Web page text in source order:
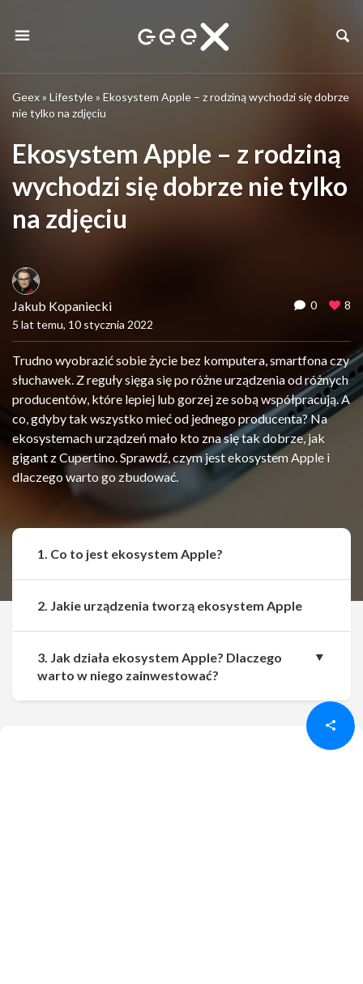
Geex» Lifestyle» Ekosystem Apple – z rodziną wychodzi się dobrze
nie tylko na zdjęciu
Ekosystem Apple – z rodziną
wychodzi się dobrze nie tylko
na zdjęciu
Jakub Kopaniecki
5 lat temu, 10 stycznia 2022
0 8
Trudno wyobrazić sobie życie bez komputera, smartfona czy
słuchawek. Z reguły sięga się po różne urządzenia od różnych
producentów, które lepiej lub gorzej ze sobą współpracują. A
co, gdyby tak wszystko mieć od jednego producenta? Na
ekosystemach urządzeń mało kto zna się tak dobrze, jak
gigant z Cupertino. Sprawdź, czym jest ekosystem Apple i
dlaczego warto go zbudować.
Udostępnij
1. Co to jest ekosystem Apple?
2. Jakie urządzenia tworzą ekosystem Apple
3. Jak działa ekosystem Apple? Dlaczego
warto w niego zainwestować?